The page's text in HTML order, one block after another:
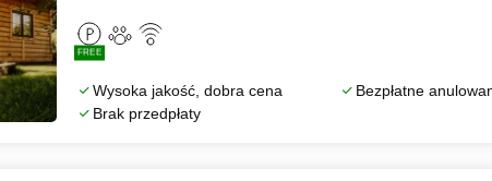
FREE
Wysoka jakość, dobra cena
Bezpłatne
Brak przedpłaty